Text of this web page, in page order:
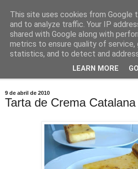
Comoju
La Cocina del Día a Día y el día a día
9 de abril de 2010
Tarta de Crema Catalana
This site uses cookies from Google
and to analyze traffic. Your IP
shared with Google along with
metrics to ensure quality of service,
statistics, and to detect and
LEARN MORE